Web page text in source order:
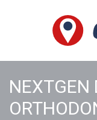
NEXTGEN